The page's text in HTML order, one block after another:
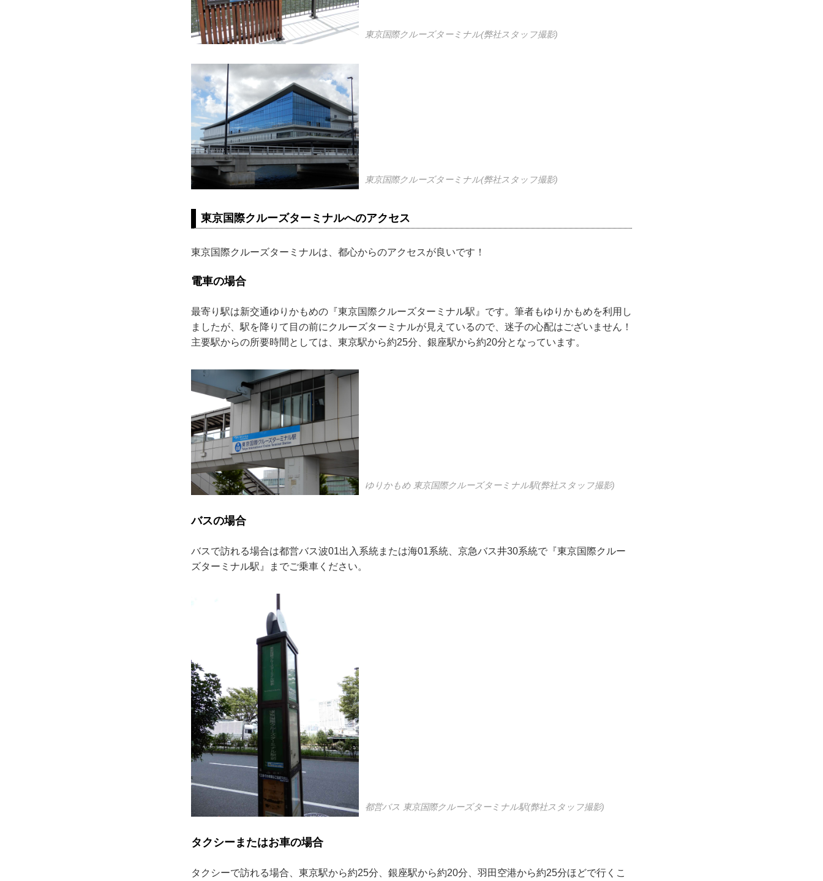
東京国際クルーズターミナル(弊社スタッフ撮影)
東京国際クルーズターミナル(弊社スタッフ撮影)
東京国際クルーズターミナルへのアクセス
東京国際クルーズターミナルは、都心からのアクセスが良いです！
電車の場合
最寄り駅は新交通ゆりかもめの『東京国際クルーズターミナル駅』です。筆者もゆりかもめを利用し
ましたが、駅を降りて目の前にクルーズターミナルが見えているので、迷子の心配はございません！
主要駅からの所要時間としては、東京駅から約25分、銀座駅から約20分となっています。
ゆりかもめ 東京国際クルーズターミナル駅(弊社スタッフ撮影)
バスの場合
バスで訪れる場合は都営バス波01出入系統または海01系統、京急バス井30系統で『東京国際クルー
ズターミナル駅』までご乗車ください。
都営バス 東京国際クルーズターミナル駅(弊社スタッフ撮影)
タクシーまたはお車の場合
タクシーで訪れる場合、東京駅から約25分、銀座駅から約20分、羽田空港から約25分ほどで行くこ